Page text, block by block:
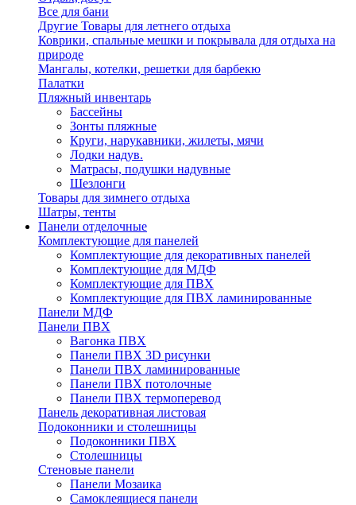
Все для бани
Другие Товары для летнего отдыха
Коврики, спальные мешки и покрывала для отдыха на
природе
Мангалы, котелки, решетки для барбекю
Палатки
Пляжный инвентарь
Бассейны
Зонты пляжные
Круги, нарукавники, жилеты, мячи
Лодки надув.
Матрасы, подушки надувные
Шезлонги
Товары для зимнего отдыха
Шатры, тенты
Панели отделочные
Комплектующие для панелей
Комплектующие для декоративных панелей
Комплектующие для МДФ
Комплектующие для ПВХ
Комплектующие для ПВХ ламинированные
Панели МДФ
Панели ПВХ
Вагонка ПВХ
Панели ПВХ 3D рисунки
Панели ПВХ ламинированные
Панели ПВХ потолочные
Панели ПВХ термоперевод
Панель декоративная листовая
Подоконники и столешницы
Подоконники ПВХ
Столешницы
Стеновые панели
Панели Мозаика
Самоклеящиеся панели